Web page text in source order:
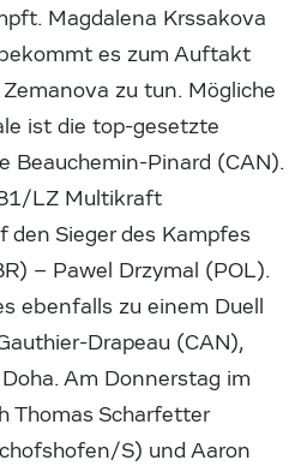
Magdalena Krssakova
es zum Auftakt
zu tun. Mögliche
ist die top-gesetzte
Beauchemin-Pinard (CAN).
LZ Multikraft
Sieger des Kampfes
– Pawel Drzymal (POL).
ebenfalls zu einem Duell
Drapeau (CAN),
Am Donnerstag im
Thomas Scharfetter
S) und Aaron